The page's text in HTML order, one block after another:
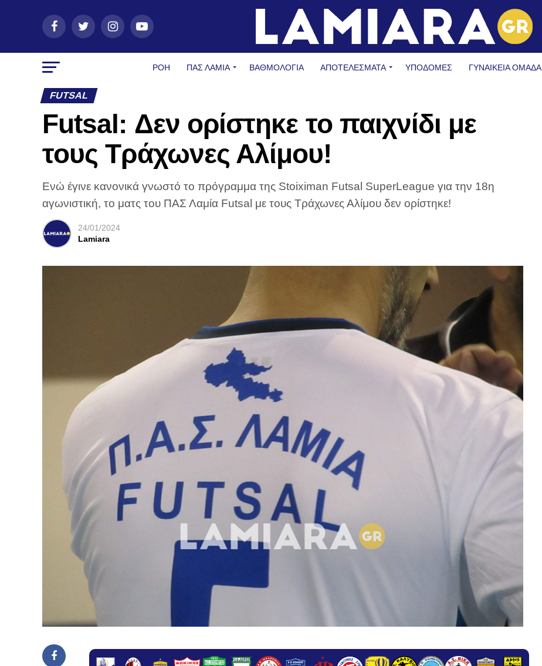
ΡΟΗ ΠΑΣ ΛΑΜΊΑ ΒΑΘΜΟΛΟΓΙΑ ΑΠΟΤΕΛΕΣΜΑΤΑ ΥΠΟΔΟΜΈΣ ΓΥΝΑΙΚΕΊΑ ΟΜΆΔΑ
FUTSAL
Futsal: Δεν ορίστηκε το παιχνίδι με
τους Τράχωνες Αλίμου!
Ενώ έγινε κανονικά γνωστό το πρόγραμμα της Stoiximan Futsal SuperLeague για την 18η
αγωνιστική, το ματς του ΠΑΣ Λαμία Futsal με τους Τράχωνες Αλίμου δεν ορίστηκε!
24/01/2024
Lamiara